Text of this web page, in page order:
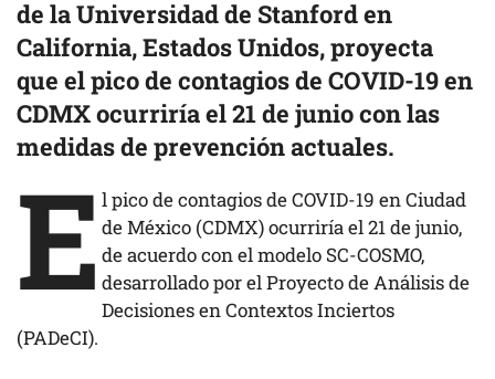
de la Universidad de Stanford en
California, Estados Unidos, proyecta
que el pico de contagios de COVID-19 en
CDMX ocurriría el 21 de junio con las
medidas de prevención actuales.
E l pico de contagios de COVID-19 en Ciudad
de México (CDMX) ocurriría el 21 de junio,
de acuerdo con el modelo SC-COSMO,
desarrollado por el Proyecto de Análisis de
Decisiones en Contextos Inciertos
(PADeCI).